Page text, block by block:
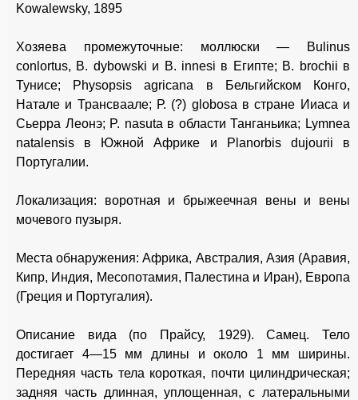
Kowalewsky, 1895
Хозяева промежуточные: моллюски — Bulinus
conlortus, В. dybowski и В. innesi в Египте; В. brochii в
Тунисе; Physopsis agricana в Бельгийском Конго,
Натале и Трансваале; Р. (?) globosa в стране Ииаса и
Сьерра Леонэ; P. nasuta в области Танганьика; Lymnea
natalensis в Южной Африке и Planorbis dujourii в
Португалии.
Локализация: воротная и брыжеечная вены и вены
мочевого пузыря.
Места обнаружения: Африка, Австралия, Азия (Аравия,
Кипр, Индия, Месопотамия, Палестина и Иран), Европа
(Греция и Португалия).
Описание вида (по Прайсу, 1929). Самец. Тело
достигает 4—15 мм длины и около 1 мм ширины.
Передняя часть тела короткая, почти цилиндрическая;
задняя часть длинная, уплощенная, с латеральными